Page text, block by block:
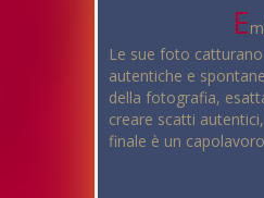
E
Le sue foto
autentiche e
della fotografia,
creare scatti
finale è un